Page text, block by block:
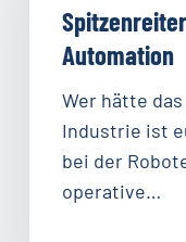
Spitzenreiter
Roboter-
Automation
Automation
Wer hätte
Industrie ist
bei der
operative…